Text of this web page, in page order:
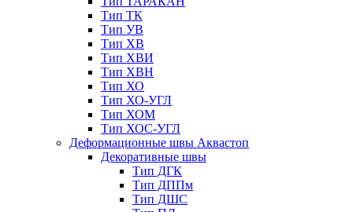
Тип ТК
Тип УВ
Тип ХВ
Тип ХВИ
Тип ХВН
Тип ХО
Тип ХО-УГЛ
Тип ХОМ
Тип ХОС-УГЛ
Деформационные швы Аквастоп
Декоративные швы
Тип ДГК
Тип ДППм
Тип ДШС